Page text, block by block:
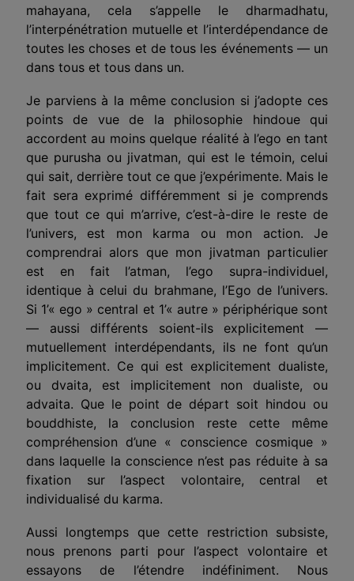
mahayana, cela s’appelle le dharmadhatu,
l’interpénétration mutuelle et l’interdépendance de
toutes les choses et de tous les événements — un
dans tous et tous dans un.
Je parviens à la même conclusion si j’adopte ces
points de vue de la philosophie hindoue qui
accordent au moins quelque réalité à l’ego en tant
que purusha ou jivatman, qui est le témoin, celui
qui sait, derrière tout ce que j’expérimente. Mais le
fait sera exprimé différemment si je comprends
que tout ce qui m’arrive, c’est-à-dire le reste de
l’univers, est mon karma ou mon action. Je
comprendrai alors que mon jivatman particulier
est en fait l’atman, l’ego supra-individuel,
identique à celui du brahmane, l’Ego de l’univers.
Si 1’« ego » central et 1’« autre » périphérique sont
— aussi différents soient-ils explicitement —
mutuellement interdépendants, ils ne font qu’un
implicitement. Ce qui est explicitement dualiste,
ou dvaita, est implicitement non dualiste, ou
advaita. Que le point de départ soit hindou ou
bouddhiste, la conclusion reste cette même
compréhension d’une « conscience cosmique »
dans laquelle la conscience n’est pas réduite à sa
fixation sur l’aspect volontaire, central et
individualisé du karma.
Aussi longtemps que cette restriction subsiste,
nous prenons parti pour l’aspect volontaire et
essayons de l’étendre indéfiniment. Nous